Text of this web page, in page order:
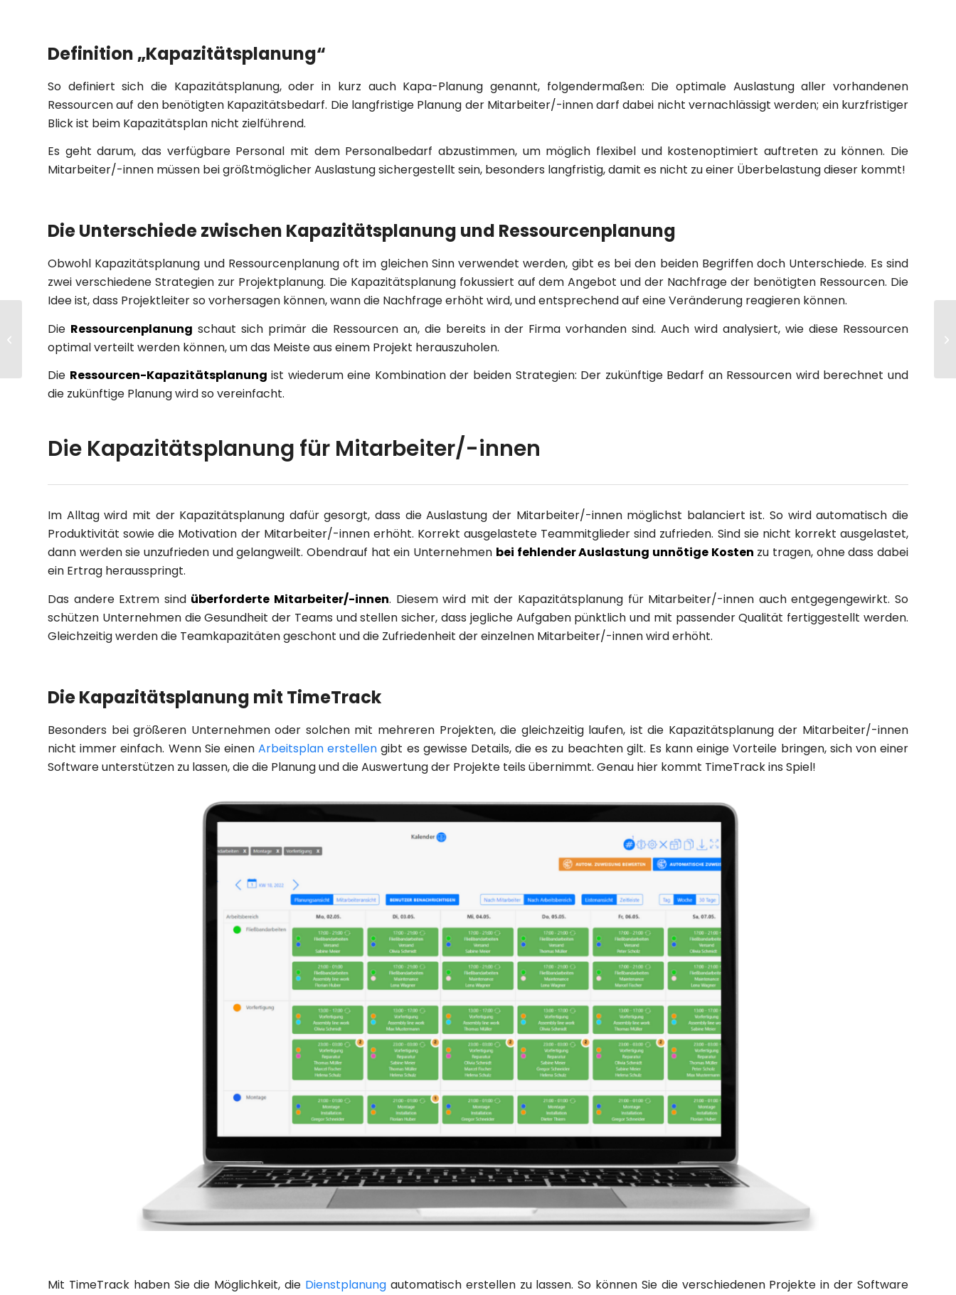
Definition „Kapazitätsplanung“
So definiert sich die Kapazitätsplanung, oder in kurz auch Kapa-Planung genannt, folgendermaßen: Die optimale Auslastung aller vorhandenen
Ressourcen auf den benötigten Kapazitätsbedarf. Die langfristige Planung der Mitarbeiter/-innen darf dabei nicht vernachlässigt werden; ein kurzfristiger
Blick ist beim Kapazitätsplan nicht zielführend.
Es geht darum, das verfügbare Personal mit dem Personalbedarf abzustimmen, um möglich flexibel und kostenoptimiert auftreten zu können. Die
Mitarbeiter/-innen müssen bei größtmöglicher Auslastung sichergestellt sein, besonders langfristig, damit es nicht zu einer Überbelastung dieser kommt!
Die Unterschiede zwischen Kapazitätsplanung und Ressourcenplanung
Obwohl Kapazitätsplanung und Ressourcenplanung oft im gleichen Sinn verwendet werden, gibt es bei den beiden Begriffen doch Unterschiede. Es sind
zwei verschiedene Strategien zur Projektplanung. Die Kapazitätsplanung fokussiert auf dem Angebot und der Nachfrage der benötigten Ressourcen. Die
Idee ist, dass Projektleiter so vorhersagen können, wann die Nachfrage erhöht wird, und entsprechend auf eine Veränderung reagieren können.
Die Ressourcenplanung schaut sich primär die Ressourcen an, die bereits in der Firma vorhanden sind. Auch wird analysiert, wie diese Ressourcen
optimal verteilt werden können, um das Meiste aus einem Projekt herauszuholen.
Die Ressourcen-Kapazitätsplanung ist wiederum eine Kombination der beiden Strategien: Der zukünftige Bedarf an Ressourcen wird berechnet und
die zukünftige Planung wird so vereinfacht.
Die Kapazitätsplanung für Mitarbeiter/-innen
Im Alltag wird mit der Kapazitätsplanung dafür gesorgt, dass die Auslastung der Mitarbeiter/-innen möglichst balanciert ist. So wird automatisch die
Produktivität sowie die Motivation der Mitarbeiter/-innen erhöht. Korrekt ausgelastete Teammitglieder sind zufrieden. Sind sie nicht korrekt ausgelastet,
dann werden sie unzufrieden und gelangweilt. Obendrauf hat ein Unternehmen bei fehlender Auslastung unnötige Kosten zu tragen, ohne dass dabei
ein Ertrag herausspringt.
Das andere Extrem sind überforderte Mitarbeiter/-innen. Diesem wird mit der Kapazitätsplanung für Mitarbeiter/-innen auch entgegengewirkt. So
schützen Unternehmen die Gesundheit der Teams und stellen sicher, dass jegliche Aufgaben pünktlich und mit passender Qualität fertiggestellt werden.
Gleichzeitig werden die Teamkapazitäten geschont und die Zufriedenheit der einzelnen Mitarbeiter/-innen wird erhöht.
Die Kapazitätsplanung mit TimeTrack
Besonders bei größeren Unternehmen oder solchen mit mehreren Projekten, die gleichzeitig laufen, ist die Kapazitätsplanung der Mitarbeiter/-innen
nicht immer einfach. Wenn Sie einen Arbeitsplan erstellen gibt es gewisse Details, die es zu beachten gilt. Es kann einige Vorteile bringen, sich von einer
Software unterstützen zu lassen, die die Planung und die Auswertung der Projekte teils übernimmt. Genau hier kommt TimeTrack ins Spiel!
Mit TimeTrack haben Sie die Möglichkeit, die Dienstplanungautomatisch erstellen zu lassen. So können Sie die verschiedenen Projekte in der Software
Rahmendienstplan
Unternehmen zu
verhilft